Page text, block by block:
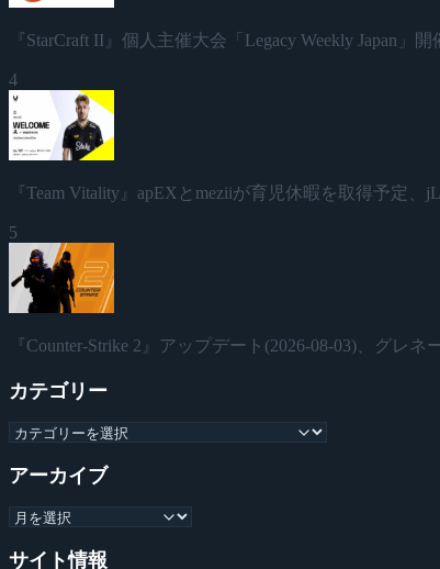
『StarCraft II』個人主催大会「Legacy Weekly Japan」
4
『Team Vitality』apEXとmeziiが育児休暇を取得予定、
5
『Counter-Strike 2』アップデート(2026-08-03)、グレ
カテゴリー
アーカイブ
サイト情報